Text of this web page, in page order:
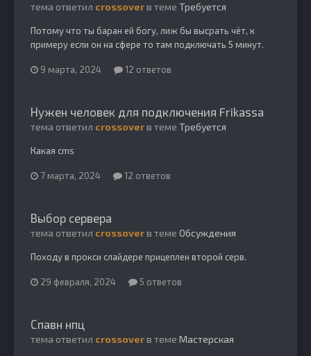
тема ответил crossoverв теме Требуется
Потому что ты баран ей богу, лиж бы высрать чёт, к
примеру если он на сфере то там подключать 5 минут.
9 марта, 2024 12 ответов
Нужен человек для подключения Frikassa
тема ответил crossoverв теме Требуется
Какая cms
7 марта, 2024 12 ответов
Выбор сервера
тема ответил crossoverв теме Обсуждения
Походу в прокси слайдере прицеплен второй серв.
29 февраля, 2024 5 ответов
Спавн нпц
тема ответил crossoverв теме Мастерская